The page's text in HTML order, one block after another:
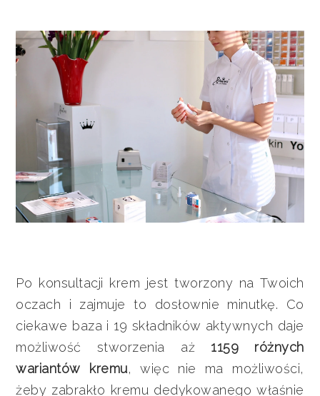
Po konsultacji krem jest tworzony na Twoich
oczach i zajmuje to dosłownie minutkę. Co
ciekawe baza i 19 składników aktywnych daje
możliwość stworzenia aż 1159 różnych
wariantów kremu, więc nie ma możliwości,
żeby zabrakło kremu dedykowanego właśnie